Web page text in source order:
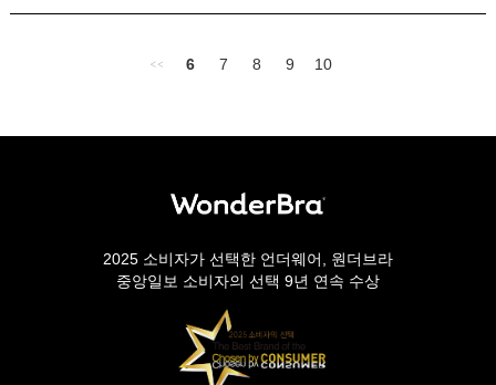
6 7 8 9 10
2025 소비자가 선택한 언더웨어, 원더브라
중앙일보 소비자의 선택 9년 연속 수상